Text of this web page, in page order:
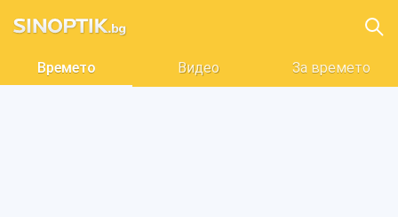
Времето Видео За времето